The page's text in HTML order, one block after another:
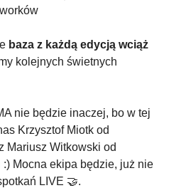
baza z każdą edycją wciąż
kolejnych świetnych
nie będzie inaczej, bo w tej
Krzysztof Miotk od
Mariusz Witkowski od
Mocna ekipa będzie, już nie
LIVE 🤝.